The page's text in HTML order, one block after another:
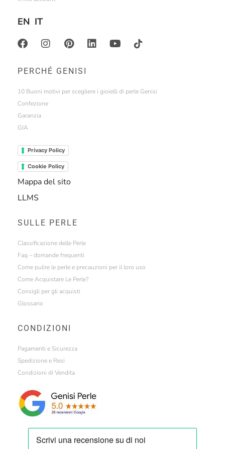
EN IT
PERCHÉ GENISI
10 Buoni motivi per scegliere i gioielli di perle Genisi
Confezione
Garanzia
GIA
Privacy Policy
Cookie Policy
Mappa del sito
LLMS
SULLE PERLE
Classificazione delle Perle
Faq – domande frequenti
Come pulire le perle e precauzioni per il loro uso
Come Acquistare Le Perle?
Consigli per gli acquisti
Glossario
CONDIZIONI
Pagamenti e Sicurezza
Spedizione e Resi
Condizioni di Vendita